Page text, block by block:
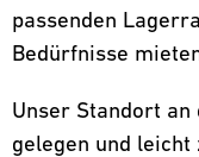
passenden
Bedürfnisse
Unser Standort
gelegen und leicht